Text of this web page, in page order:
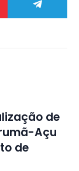
de
Açu
de